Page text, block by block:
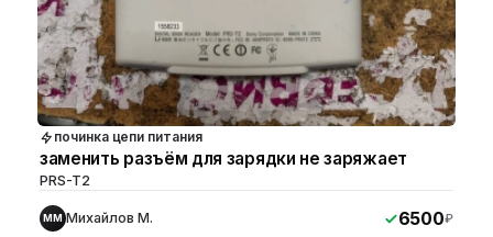
починка цепи питания
заменить разъём для зарядки не заряжает
PRS-T2
ММ Михайлов М. 6500₽